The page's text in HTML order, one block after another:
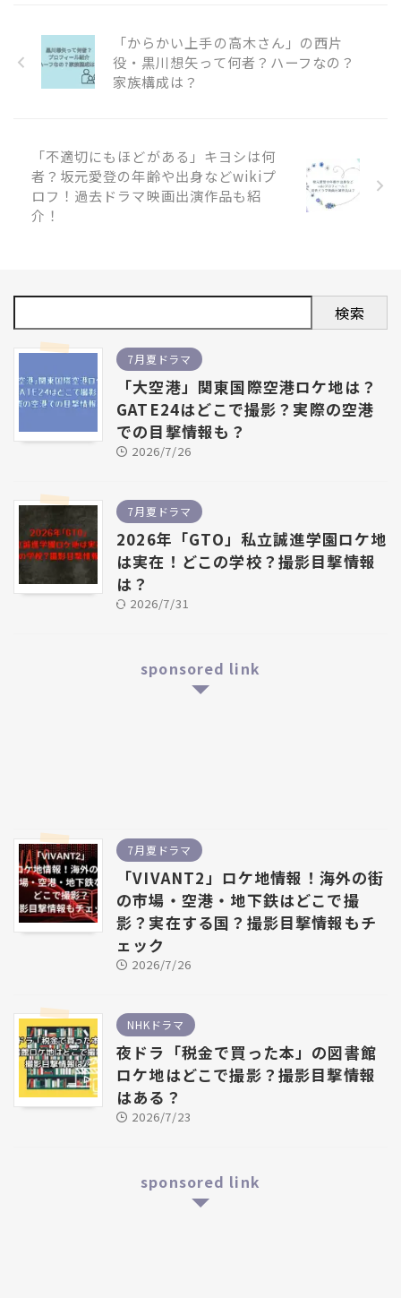
「からかい上手の高木さん」の西片
役・黒川想矢って何者？ハーフなの？
家族構成は？
「不適切にもほどがある」キヨシは何
者？坂元愛登の年齢や出身などwikiプ
ロフ！過去ドラマ映画出演作品も紹
介！
検索
7月夏ドラマ
「大空港」関東国際空港ロケ地は？
GATE24はどこで撮影？実際の空港
での目撃情報も？
2026/7/26
7月夏ドラマ
2026年「GTO」私立誠進学園ロケ地
は実在！どこの学校？撮影目撃情報
は？
2026/7/31
sponsored link
7月夏ドラマ
「VIVANT2」ロケ地情報！海外の街
の市場・空港・地下鉄はどこで撮
影？実在する国？撮影目撃情報もチ
ェック
2026/7/26
NHKドラマ
夜ドラ「税金で買った本」の図書館
ロケ地はどこで撮影？撮影目撃情報
はある？
2026/7/23
sponsored link